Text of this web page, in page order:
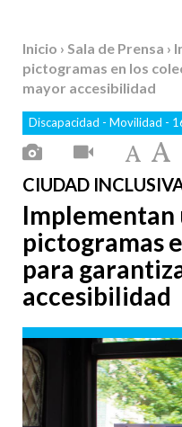
Inicio › Sala de Prensa ›
pictogramas en los
mayor accesibilidad
Discapacidad - Movilidad -
CIUDAD
Implementan
pictogramas
para
accesibilidad